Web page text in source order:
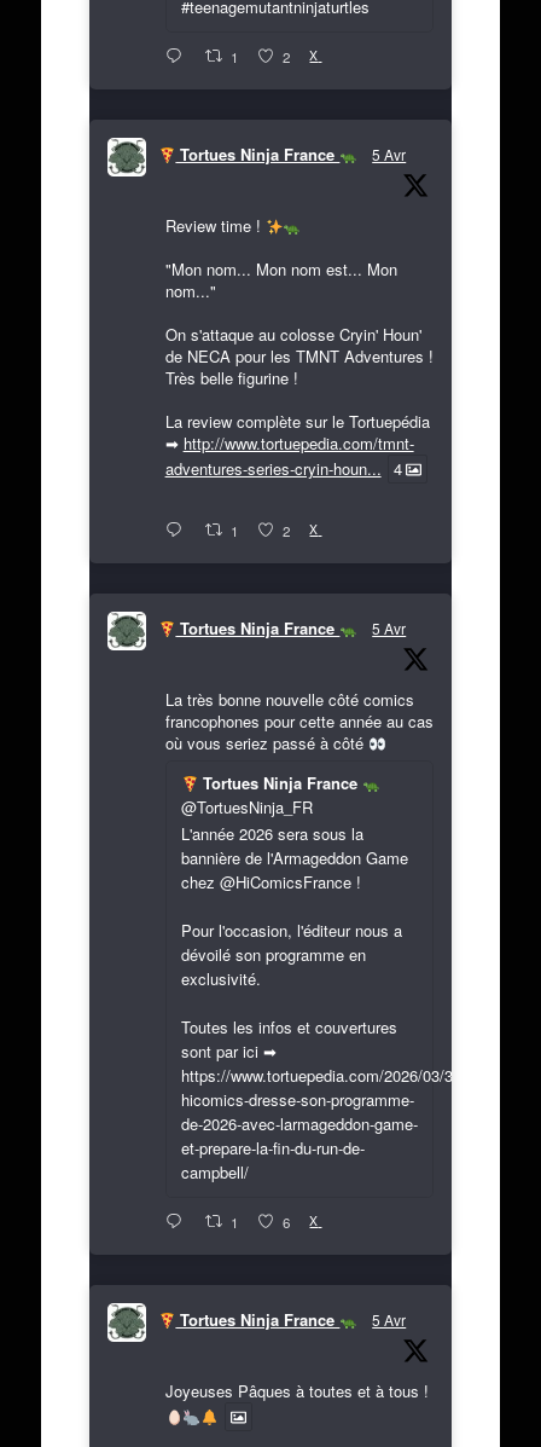
#teenagemutantninjaturtles
1 2 X
Tortues Ninja France 5 Avr
Review time !
"Mon nom... Mon nom est... Mon
nom..."
On s'attaque au colosse Cryin' Houn'
de NECA pour les TMNT Adventures !
Très belle figurine !
La review complète sur le Tortuepédia
➡ http://www.tortuepedia.com/tmnt-
adventures-series-cryin-houn... 4
1 2 X
Tortues Ninja France 5 Avr
La très bonne nouvelle côté comics
francophones pour cette année au cas
où vous seriez passé à côté
Tortues Ninja France
@TortuesNinja_FR
L'année 2026 sera sous la
bannière de l'Armageddon Game
chez @HiComicsFrance !
Pour l'occasion, l'éditeur nous a
dévoilé son programme en
exclusivité.
Toutes les infos et couvertures
sont par ici ➡
https://www.tortuepedia.com/2026/03/31/exclusif-
hicomics-dresse-son-programme-
de-2026-avec-larmageddon-game-
et-prepare-la-fin-du-run-de-
campbell/
1 6 X
Tortues Ninja France 5 Avr
Joyeuses Pâques à toutes et à tous !